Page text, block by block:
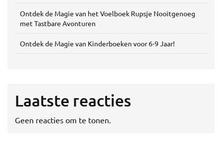
Ontdek de Magie van het Voelboek Rupsje Nooitgenoeg
met Tastbare Avonturen
Ontdek de Magie van Kinderboeken voor 6-9 Jaar!
Laatste reacties
Geen reacties om te tonen.